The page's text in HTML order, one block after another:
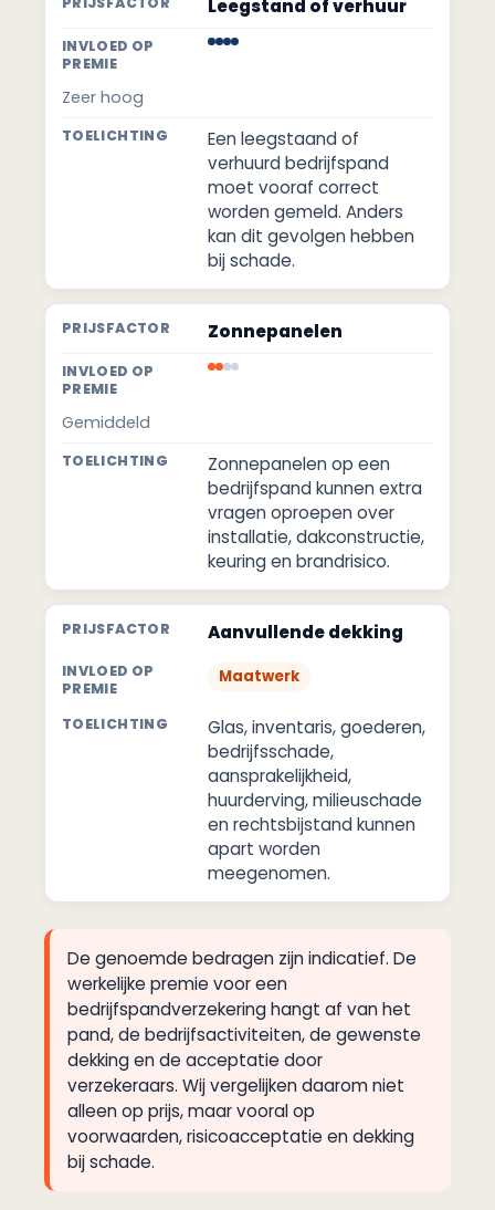
Leegstand of verhuur
Zeer hoog
Een leegstaand of
verhuurd bedrijfspand
moet vooraf correct
worden gemeld. Anders
kan dit gevolgen hebben
bij schade.
Zonnepanelen
Gemiddeld
Zonnepanelen op een
bedrijfspand kunnen extra
vragen oproepen over
installatie, dakconstructie,
keuring en brandrisico.
Aanvullende dekking
Maatwerk
Glas, inventaris, goederen,
bedrijfsschade,
aansprakelijkheid,
huurderving, milieuschade
en rechtsbijstand kunnen
apart worden
meegenomen.
De genoemde bedragen zijn indicatief. De
werkelijke premie voor een
bedrijfspandverzekering hangt af van het
pand, de bedrijfsactiviteiten, de gewenste
dekking en de acceptatie door
verzekeraars. Wij vergelijken daarom niet
alleen op prijs, maar vooral op
voorwaarden, risicoacceptatie en dekking
bij schade.